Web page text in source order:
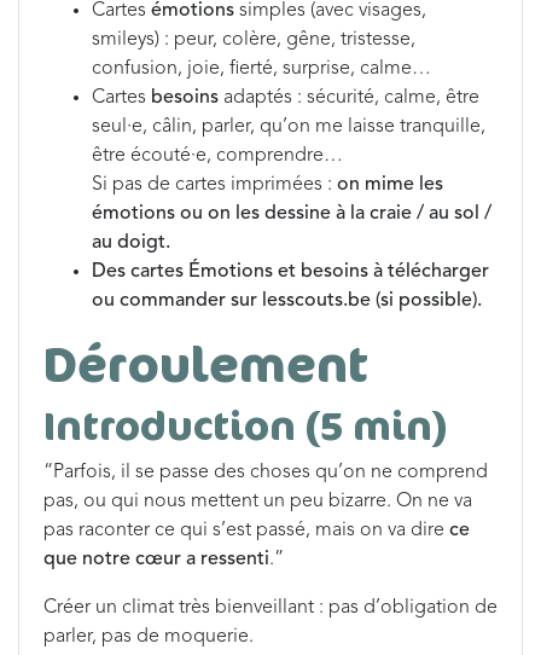
Cartes émotions simples (avec visages,
smileys) : peur, colère, gêne, tristesse,
confusion, joie, fierté, surprise, calme…
Cartes besoins adaptés : sécurité, calme, être
seul·e, câlin, parler, qu’on me laisse tranquille,
être écouté·e, comprendre…
Si pas de cartes imprimées : on mime les
émotions ou on les dessine à la craie / au sol /
au doigt.
Des cartes Émotions et besoins à télécharger
ou commander sur lesscouts.be (si possible).
Déroulement
Introduction (5 min)
“Parfois, il se passe des choses qu’on ne comprend
pas, ou qui nous mettent un peu bizarre. On ne va
pas raconter ce qui s’est passé, mais on va dire ce
que notre cœur a ressenti.”
Créer un climat très bienveillant : pas d’obligation de
parler, pas de moquerie.